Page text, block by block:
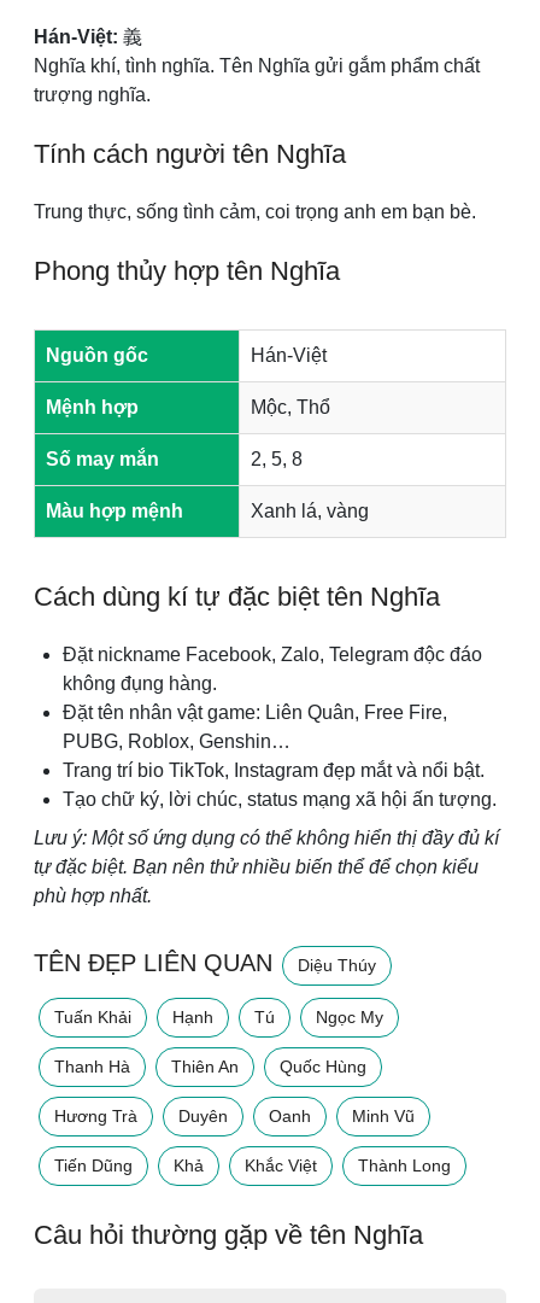
Hán-Việt: 義
Nghĩa khí, tình nghĩa. Tên Nghĩa gửi gắm phẩm chất
trượng nghĩa.
Tính cách người tên Nghĩa
Trung thực, sống tình cảm, coi trọng anh em bạn bè.
Phong thủy hợp tên Nghĩa
Nguồn gốc Hán-Việt
Mệnh hợp Mộc, Thổ
Số may mắn 2, 5, 8
Màu hợp mệnh Xanh lá, vàng
Cách dùng kí tự đặc biệt tên Nghĩa
Đặt nickname Facebook, Zalo, Telegram độc đáo
không đụng hàng.
Đặt tên nhân vật game: Liên Quân, Free Fire,
PUBG, Roblox, Genshin…
Trang trí bio TikTok, Instagram đẹp mắt và nổi bật.
Tạo chữ ký, lời chúc, status mạng xã hội ấn tượng.
Lưu ý: Một số ứng dụng có thể không hiển thị đầy đủ kí
tự đặc biệt. Bạn nên thử nhiều biến thể để chọn kiểu
phù hợp nhất.
TÊN ĐẸP LIÊN QUAN Diệu Thúy
Tuấn Khải Hạnh Tú Ngọc My
Thanh Hà Thiên An Quốc Hùng
Hương Trà Duyên Oanh Minh Vũ
Tiến Dũng Khả Khắc Việt Thành Long
Câu hỏi thường gặp về tên Nghĩa